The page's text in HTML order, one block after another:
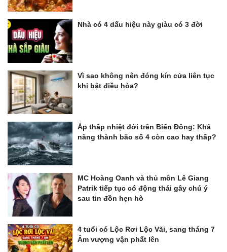
Nhà có 4 dấu hiệu này giàu có 3 đời
Vì sao không nên đóng kín cửa liên tục
khi bật điều hòa?
Áp thấp nhiệt đới trên Biển Đông: Khả
năng thành bão số 4 còn cao hay thấp?
MC Hoàng Oanh và thủ môn Lê Giang
Patrik tiếp tục có động thái gây chú ý
sau tin đồn hẹn hò
4 tuổi có Lộc Rơi Lộc Vãi, sang tháng 7
Âm vượng vận phất lên